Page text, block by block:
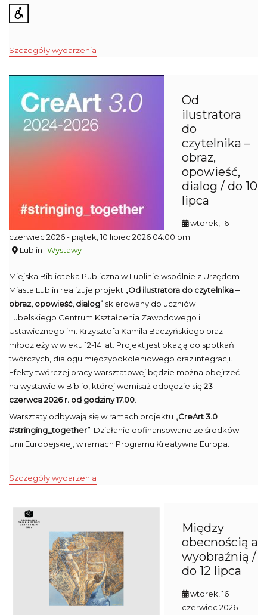
Szczegóły wydarzenia
Od
ilustratora
do
czytelnika –
obraz,
opowieść,
dialog / do 10
lipca
wtorek, 16
czerwiec 2026- piątek, 10 lipiec 2026 04:00 pm
Lublin Wystawy
Miejska Biblioteka Publiczna w Lublinie wspólnie z Urzędem
Miasta Lublin realizuje projekt „Od ilustratora do czytelnika –
obraz, opowieść, dialog” skierowany do uczniów
Lubelskiego Centrum Kształcenia Zawodowego i
Ustawicznego im. Krzysztofa Kamila Baczyńskiego oraz
młodzieży w wieku 12-14 lat. Projekt jest okazją do spotkań
twórczych, dialogu międzypokoleniowego oraz integracji.
Efekty twórczej pracy warsztatowej będzie można obejrzeć
na wystawie w Biblio, której wernisaż odbędzie się23
czerwca 2026 r. od godziny 17.00
Warsztaty odbywają się w ramach projektu „CreArt 3.0
#stringing_together” . Działanie dofinansowane ze środków
Unii Europejskiej, w ramach Programu Kreatywna Europa.
Szczegóły wydarzenia
Między
obecnością a
wyobraźnią /
do 12 lipca
wtorek, 16
czerwiec 2026-